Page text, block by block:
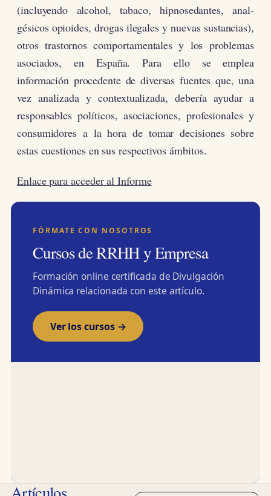
(incluyendo alcohol, tabaco, hipnosedantes, anal-
gésicos opioides, drogas ilegales y nuevas sustancias),
otros trastornos comportamentales y los problemas
asociados, en España. Para ello se emplea
información procedente de diversas fuentes que, una
vez analizada y contextualizada, debería ayudar a
responsables políticos, asociaciones, profesionales y
consumidores a la hora de tomar decisiones sobre
estas cuestiones en sus respectivos ámbitos.
Enlace para acceder al Informe
FÓRMATE CON NOSOTROS
Cursos de RRHH y Empresa
Formación online certificada de Divulgación
Dinámica relacionada con este artículo.
Ver los cursos →